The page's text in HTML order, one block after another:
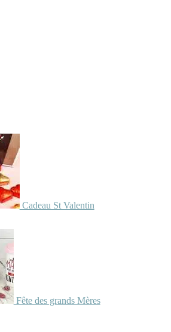
Cadeau St Valentin
Fête des grands Mères